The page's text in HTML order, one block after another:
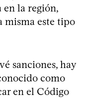
en la región,
misma este tipo
sanciones, hay
como
en el Código